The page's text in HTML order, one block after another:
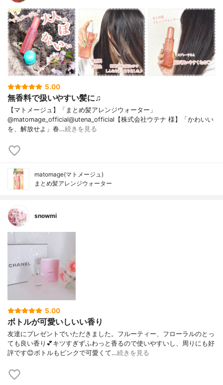
5.00
無香料で扱いやすい髪に♫
【マトメージュ】「まとめ髪アレンジウォーター」
@matomage_official@utena_official【株式会社ウテナ 様】「かわいい
を、解放せよ」春…続きを見る
matomage(マトメージュ)
まとめ髪アレンジウォーター
snowmi
5.00
ボトルが可愛いしいい香り
友達にプレゼントでいただきました。フルーティー、フローラルのとっ
ても良い香り💕キツすぎずふわっと香るので使いやすいし、周りにも好
評です😊ボトルもピンクで可愛くて…続きを見る